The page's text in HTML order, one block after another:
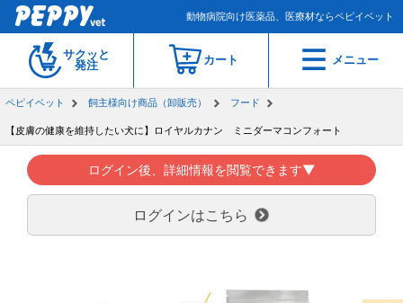
動物病院向け医薬品、医療材ならペピイベット
サクッと
発注
カート メニュー
ペピイベット 飼主様向け商品（卸販売） フード
【皮膚の健康を維持したい犬に】ロイヤルカナン ミニダーマコンフォート
ログイン後、詳細情報を閲覧できます▼
ログインはこちら